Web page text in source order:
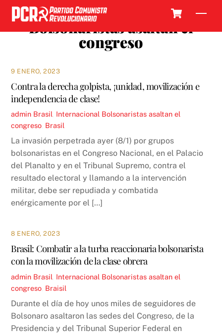
Skip
contentBolsonaristas asaltan el
congreso
9 ENERO, 2023
Contra la derecha golpista, ¡unidad, movilización e
independencia de clase!
admin Brasil Internacional Bolsonaristas asaltan el
congreso Brasil
La invasión perpetrada ayer (8/1) por grupos
bolsonaristas en el Congreso Nacional, en el Palacio
del Planalto y en el Tribunal Supremo, contra el
resultado electoral y llamando a la intervención
militar, debe ser repudiada y combatida
enérgicamente por el […]
8 ENERO, 2023
Brasil: Combatir a la turba reaccionaria bolsonarista
con la movilización de la clase obrera
admin Brasil Internacional Bolsonaristas asaltan el
congreso Braisil
Durante el día de hoy unos miles de seguidores de
Bolsonaro asaltaron las sedes del Congreso, de la
Presidencia y del Tribunal Superior Federal en